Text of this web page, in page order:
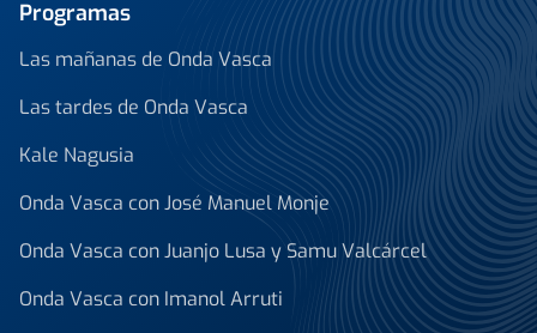
Programas
Las mañanas de Onda Vasca
Las tardes de Onda Vasca
Kale Nagusia
Onda Vasca con José Manuel Monje
Onda Vasca con Juanjo Lusa y Samu Valcárcel
Onda Vasca con Imanol Arruti